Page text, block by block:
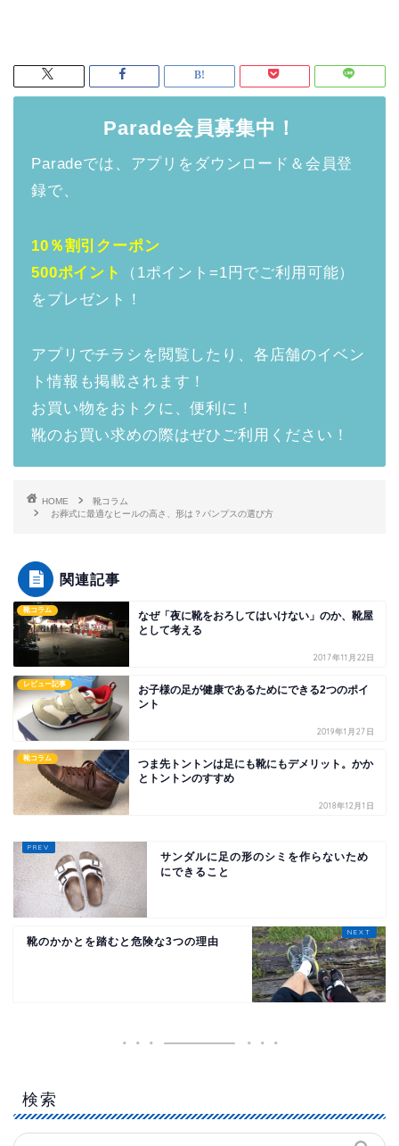
Parade会員募集中！
Paradeでは、アプリをダウンロード＆会員登
録で、
10％割引クーポン
500ポイント
（1ポイント=1円でご利用可能）
をプレゼント！
アプリでチラシを閲覧したり、各店舗のイベン
ト情報も掲載されます！
お買い物をおトクに、便利に！
靴のお買い求めの際はぜひご利用ください！
HOME
靴コラム
お葬式に最適なヒールの高さ、形は？パンプスの選び方
関連記事
靴コラム
なぜ「夜に靴をおろしてはいけない」のか、靴屋
として考える
2017年11月22日
レビュー記事
お子様の足が健康であるためにできる2つのポイ
ント
2019年1月27日
靴コラム
つま先トントンは足にも靴にもデメリット。かか
とトントンのすすめ
2018年12月1日
サンダルに足の形のシミを作らないため
にできること
靴のかかとを踏むと危険な3つの理由
検索